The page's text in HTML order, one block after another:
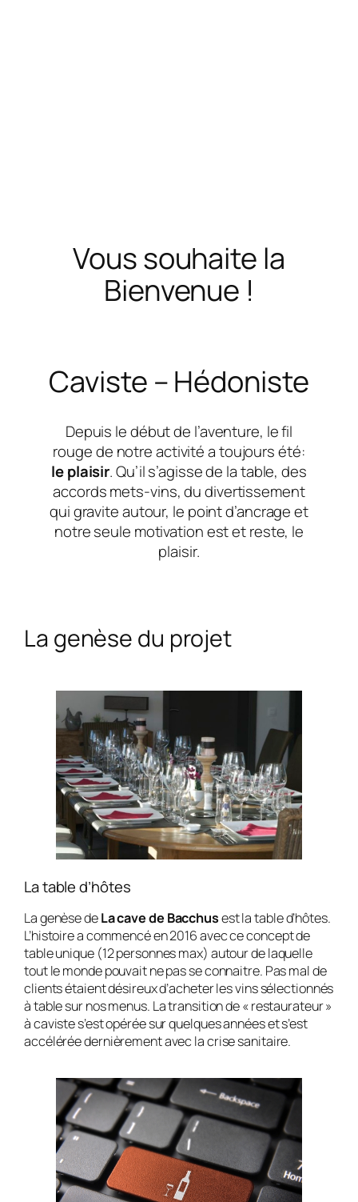
Vous souhaite la
Bienvenue !
Caviste – Hédoniste
Depuis le début de l’aventure, le fil
rouge de notre activité a toujours été:
le plaisir. Qu’il s’agisse de la table, des
accords mets-vins, du divertissement
qui gravite autour, le point d’ancrage et
notre seule motivation est et reste, le
plaisir.
La genèse du projet
La table d’hôtes
La genèse deLa cave de Bacchusest la table d’hôtes.
L’histoire a commencé en 2016 avec ce concept de
table unique (12 personnes max) autour de laquelle
tout le monde pouvait ne pas se connaitre. Pas mal de
clients étaient désireux d’acheter les vins sélectionnés
à table sur nos menus. La transition de « restaurateur »
à caviste s’est opérée sur quelques années et s’est
accélérée dernièrement avec la crise sanitaire.